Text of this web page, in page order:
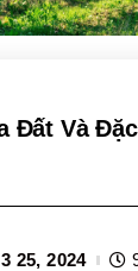
Đất Và
25, 2024